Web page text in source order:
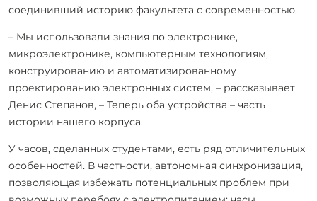
соединивший историю факультета с современностью.
– Мы использовали знания по электронике,
микроэлектронике, компьютерным технологиям,
конструированию и автоматизированному
проектированию электронных систем, – рассказывает
Денис Степанов, – Теперь оба устройства – часть
истории нашего корпуса.
У часов, сделанных студентами, есть ряд отличительных
особенностей. В частности, автономная синхронизация,
позволяющая избежать потенциальных проблем при